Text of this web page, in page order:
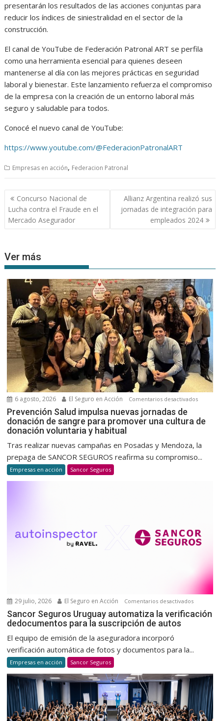
presentarán los resultados de las acciones conjuntas para
reducir los índices de siniestralidad en el sector de la
construcción.
El canal de YouTube de Federación Patronal ART se perfila
como una herramienta esencial para quienes deseen
mantenerse al día con las mejores prácticas en seguridad
laboral y bienestar. Este lanzamiento refuerza el compromiso
de la empresa con la creación de un entorno laboral más
seguro y saludable para todos.
Conocé el nuevo canal de YouTube:
https://www.youtube.com/@FederacionPatronalART
Empresas en acción, Federacion Patronal
Navegación
de
entradas
Concurso Nacional de
Lucha contra el Fraude en el
Mercado Asegurador
Allianz Argentina realizó sus
jornadas de integración para
empleados 2024
Ver más
6 agosto, 2026 El Seguro en Acción Comentarios desactivadosen
Salud
una
cultura
y
habitual
Prevención Salud impulsa nuevas jornadas de
donación de sangre para promover una cultura de
donación voluntaria y habitual
Tras realizar nuevas campañas en Posadas y Mendoza, la
prepaga de SANCOR SEGUROS reafirma su compromiso...
Empresas en acción Sancor Seguros
29 julio, 2026 El Seguro en Acción Comentarios desactivadosen
Sancor
la
para
la
Sancor Seguros Uruguay automatiza la verificación
dedocumentos para la suscripción de autos
El equipo de emisión de la aseguradora incorporó
verificación automática de fotos y documentos para la...
Empresas en acción Sancor Seguros